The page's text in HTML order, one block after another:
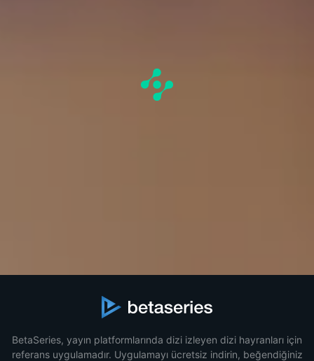
BetaSeries, yayın platformlarında dizi izleyen dizi hayranları için
referans uygulamadır. Uygulamayı ücretsiz indirin, beğendiğiniz